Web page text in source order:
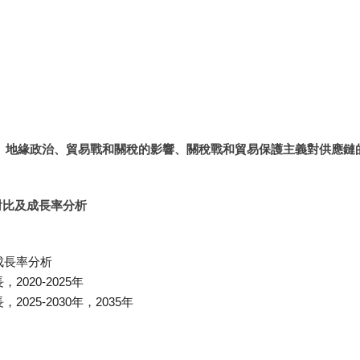
緣政治、貿易戰和關稅的影響、關稅戰和貿易保護主義對供應鏈
及成長率分析
長率分析
2020-2025年
2025-2030年，2035年